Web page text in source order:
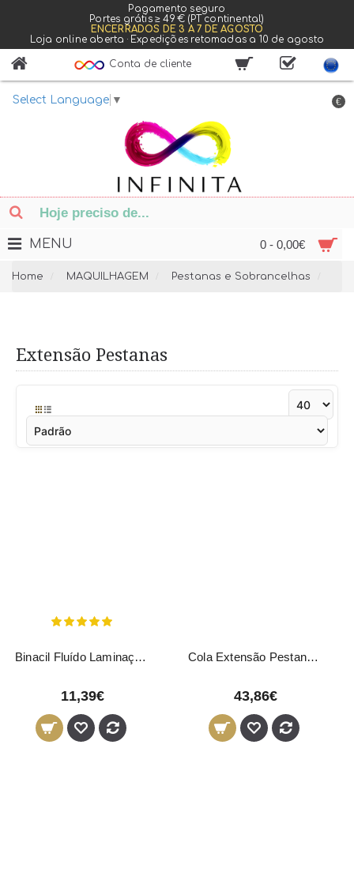
Pagamento seguro
Portes grátis ≥ 49 € (PT continental)
ENCERRADOS DE 3 A 7 DE AGOSTO
Loja online aberta · Expedições retomadas a 10 de agosto
Select Language ▼
Conta de cliente
€
0 - 0,00€
MENU
Home MAQUILHAGEM Pestanas e Sobrancelhas
Extensão Pestanas
Binacil Fluído Laminação Keratin Booster 3ml + 25 Micro-Escovas
11,39€
Cola Extensão Pestanas Preta Thuya 5g
43,86€